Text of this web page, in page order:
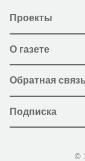
Проекты
О газете
Обратная связь
Подписка
©